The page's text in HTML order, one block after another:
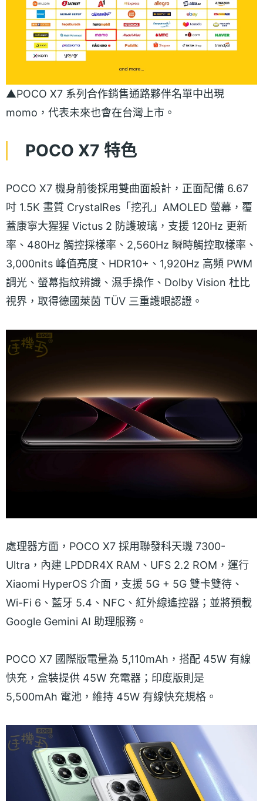
▲POCO X7 系列合作銷售通路夥伴名單中出現
momo，代表未來也會在台灣上市。
POCO X7 特色
POCO X7 機身前後採用雙曲面設計，正面配備 6.67
吋 1.5K 畫質 CrystalRes「挖孔」AMOLED 螢幕，覆
蓋康寧大猩猩 Victus 2 防護玻璃，支援 120Hz 更新
率、480Hz 觸控採樣率、2,560Hz 瞬時觸控取樣率、
3,000nits 峰值亮度、HDR10+、1,920Hz 高頻 PWM
調光、螢幕指紋辨識、濕手操作、Dolby Vision 杜比
視界，取得德國萊茵 TÜV 三重護眼認證。
處理器方面，POCO X7 採用聯發科天璣 7300-
Ultra，內建 LPDDR4X RAM、UFS 2.2 ROM，運行
Xiaomi HyperOS 介面，支援 5G + 5G 雙卡雙待、
Wi-Fi 6、藍牙 5.4、NFC、紅外線遙控器；並將預載
Google Gemini AI 助理服務。
POCO X7 國際版電量為 5,110mAh，搭配 45W 有線
快充，盒裝提供 45W 充電器；印度版則是
5,500mAh 電池，維持 45W 有線快充規格。